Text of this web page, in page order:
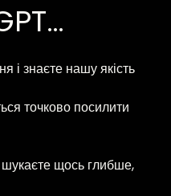
і знаєте нашу якість
точково посилити
щось глибше,